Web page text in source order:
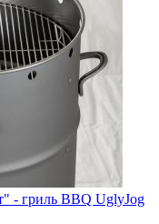
- гриль BBQ UglyJog